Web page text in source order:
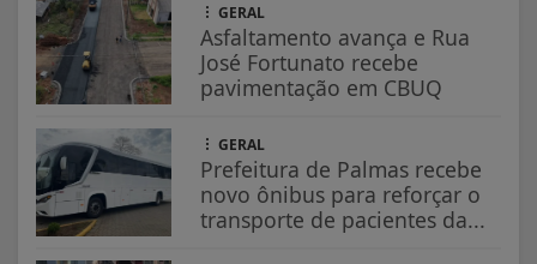
GERAL
Asfaltamento avança e Rua
José Fortunato recebe
pavimentação em CBUQ
GERAL
Prefeitura de Palmas recebe
novo ônibus para reforçar o
transporte de pacientes da...